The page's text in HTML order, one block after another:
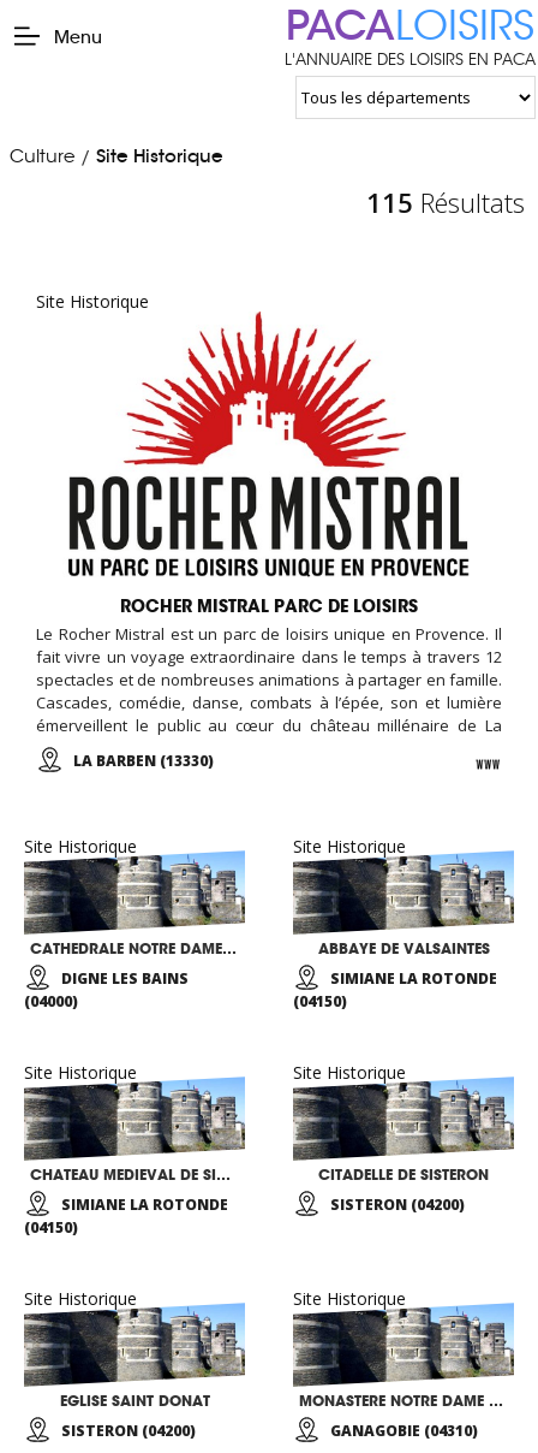
Menu PACALOISIRS
L'ANNUAIRE DES LOISIRS EN PACA
Culture / Site Historique
115 Résultats
Site Historique
ROCHER MISTRAL PARC DE LOISIRS
Le Rocher Mistral est un parc de loisirs unique en Provence. Il
fait vivre un voyage extraordinaire dans le temps à travers 12
spectacles et de nombreuses animations à partager en famille.
Cascades, comédie, danse, combats à l’épée, son et lumière
émerveillent le public au cœur du château millénaire de La
Barben. En journée ou en soirée, vivez l'aventure au Rocher
Mistral !LA BARBEN (13330)
Site Historique
CATHEDRALE NOTRE DAME DU BOURG
DIGNE LES BAINS
(04000)
Site Historique
ABBAYE DE VALSAINTES
SIMIANE LA ROTONDE
(04150)
Site Historique
CHATEAU MEDIEVAL DE SIMIANE LA ROTONDE
SIMIANE LA ROTONDE
(04150)
Site Historique
CITADELLE DE SISTERON
SISTERON (04200)
Site Historique
EGLISE SAINT DONAT
SISTERON (04200)
Site Historique
MONASTERE NOTRE DAME DE GANAGOBIE
GANAGOBIE (04310)